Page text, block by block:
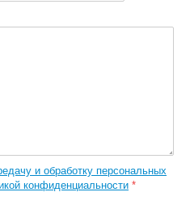
и обработку персональных
конфиденциальности *